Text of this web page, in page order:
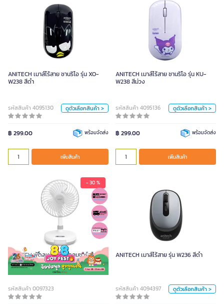
ANITECH เมาส์ไร้สาย ซานริโอ รุ่น XO-
W238 สีดำ
รหัสสินค้า 4095130 ดูตัวเลือกสินค้า >
฿ 299.00 พร้อมจัดส่ง
เพิ่มสินค้า
ANITECH เมาส์ไร้สาย ซานริโอ รุ่น XO-
ชิ้น
ANITECH เมาส์ไร้สาย ซานริโอ รุ่น KU-
W238 สีม่วง
รหัสสินค้า 4095136 ดูตัวเลือกสินค้า >
฿ 299.00 พร้อมจัดส่ง
เพิ่มสินค้า
ANITECH เมาส์ไร้สาย ซานริโอ รุ่น KU-
ชิ้น
- 30 %
ANITECH พัดลม USB พัดลมชาร์จไฟ รุ่น
SMF-08
รหัสสินค้า 0097323
ANITECH เมาส์ไร้สาย รุ่น W236 สีดำ
รหัสสินค้า 4094397 ดูตัวเลือกสินค้า >
ANITECH เมาส์ไร้สาย รุ่น W236 สีดำ
หน่วย